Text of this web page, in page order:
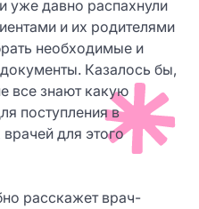
уже давно распахнули
и их родителями
необходимые и
Казалось бы,
все знают какую
поступления в
для этого
расскажет врач-